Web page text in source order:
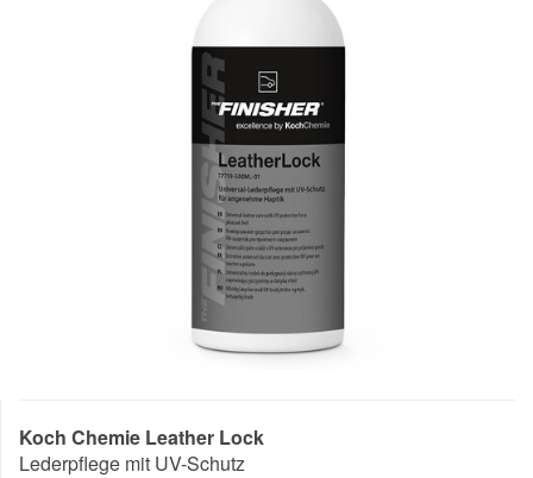
Koch Chemie Leather Lock
Lederpflege mit UV-Schutz